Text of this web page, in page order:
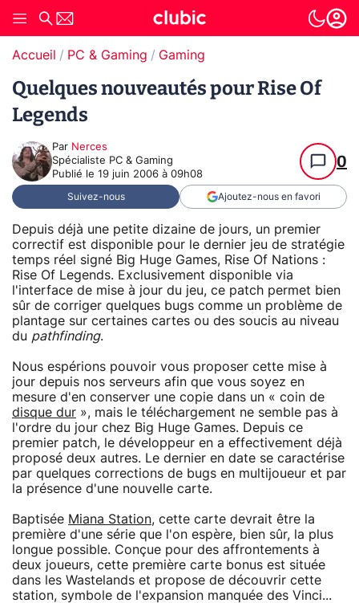
Accueil PC & Gaming Gaming
Quelques nouveautés pour Rise Of
Legends
Par Nerces
Spécialiste PC & Gaming
Publié le 19 juin 2006 à 09h08
0
Suivez-nous Ajoutez-nous en favori
Depuis déjà une petite dizaine de jours, un premier
correctif est disponible pour le dernier jeu de stratégie
temps réel signé Big Huge Games, Rise Of Nations :
Rise Of Legends. Exclusivement disponible via
l'interface de mise à jour du jeu, ce patch permet bien
sûr de corriger quelques bugs comme un problème de
plantage sur certaines cartes ou des soucis au niveau
du pathfinding.
Nous espérions pouvoir vous proposer cette mise à
jour depuis nos serveurs afin que vous soyez en
mesure d'en conserver une copie dans un « coin de
disque dur », mais le téléchargement ne semble pas à
l'ordre du jour chez Big Huge Games. Depuis ce
premier patch, le développeur en a effectivement déjà
proposé deux autres. Le dernier en date se caractérise
par quelques corrections de bugs en multijoueur et par
la présence d'une nouvelle carte.
Baptisée Miana Station, cette carte devrait être la
première d'une série que l'on espère, bien sûr, la plus
longue possible. Conçue pour des affrontements à
deux joueurs, cette première carte bonus est située
dans les Wastelands et propose de découvrir cette
station, symbole de l'expansion manquée des Vinci...